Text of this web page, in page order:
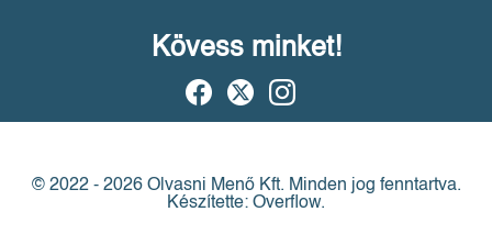
Kövess minket!
© 2022 - 2026 Olvasni Menő Kft. Minden jog fenntartva.
Készítette: Overflow.